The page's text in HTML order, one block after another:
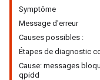
Symptôme
Message d'erreur
Causes possibles :
Étapes de diagnostic
Cause: messages
qpidd